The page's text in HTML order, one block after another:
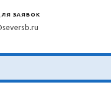
ЗАЯВОК